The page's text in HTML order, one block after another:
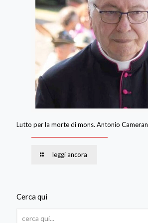
Lutto per la morte di mons. Antonio Cameran
leggi ancora
Cerca qui